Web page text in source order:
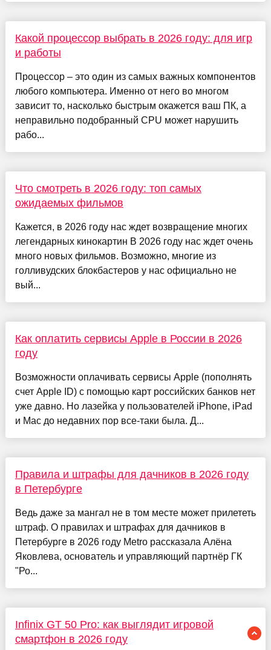
Какой процессор выбрать в 2026 году: для игр
и работы
Процессор – это один из самых важных компонентов
любого компьютера. Именно от него во многом
зависит то, насколько быстрым окажется ваш ПК, а
неправильно подобранный CPU может нарушить
рабо...
Что смотреть в 2026 году: топ самых
ожидаемых фильмов
Кажется, в 2026 году нас ждет возвращение многих
легендарных кинокартин В 2026 году нас ждет очень
много новых фильмов. Возможно, многие из
голливудских блокбастеров у нас официально не
вый...
Как оплатить сервисы Apple в России в 2026
году
Возможности оплачивать сервисы Apple (пополнять
счет Apple ID) с помощью карт российских банков нет
уже давно. Но лазейка у пользователей iPhone, iPad
и Mac до недавних пор все-таки была. Д...
Правила и штрафы для дачников в 2026 году
в Петербурге
Ведь даже за мангал не в том месте может прилететь
штраф. О правилах и штрафах для дачников в
Петербурге в 2026 году Metro рассказала Алёна
Яковлева, основатель и управляющий партнёр ГК
"Ро...
Infinix GT 50 Pro: как выглядит игровой
смартфон в 2026 году